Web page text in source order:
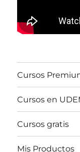
Cursos
Cursos en
Cursos gratis
Mis Productos